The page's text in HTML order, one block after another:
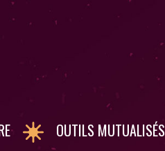
OUTILS MUTUALISÉS